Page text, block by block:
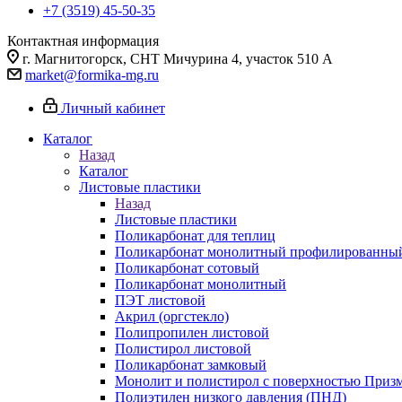
+7 (3519) 45-50-35
Контактная информация
г. Магнитогорск, СНТ Мичурина 4, участок 510 А
market@formika-mg.ru
Личный кабинет
Каталог
Назад
Каталог
Листовые пластики
Назад
Листовые пластики
Поликарбонат для теплиц
Поликарбонат монолитный
Поликарбонат сотовый
Поликарбонат монолитный
ПЭТ листовой
Акрил (оргстекло)
Полипропилен листовой
Полистирол листовой
Поликарбонат замковый
Монолит и полистирол с поверхностью
Полиэтилен низкого давления (ПНД)